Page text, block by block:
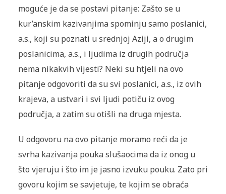
moguće je da se postavi pitanje: Zašto se u
kur’anskim kazivanjima spominju samo poslanici,
a.s., koji su poznati u srednjoj Aziji, a o drugim
poslanicima, a.s., i ljudima iz drugih područja
nema nikakvih vijesti? Neki su htjeli na ovo
pitanje odgovoriti da su svi poslanici, a.s., iz ovih
krajeva, a ustvari i svi ljudi potiču iz ovog
područja, a zatim su otišli na druga mjesta.
U odgovoru na ovo pitanje moramo reći da je
svrha kazivanja pouka slušaocima da iz onog u
što vjeruju i što im je jasno izvuku pouku. Zato pri
govoru kojim se savjetuje, te kojim se obraća